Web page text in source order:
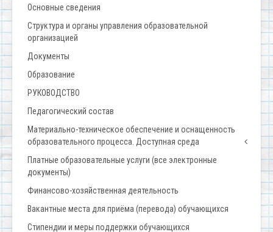
Основные сведения
Структура и органы управления образовательной
организацией
Документы
Образование
РУКОВОДСТВО
Педагогический состав
Материально-техническое обеспечение и оснащенность
образовательного процесса. Доступная среда
Платные образовательные услуги (все электронные
документы)
Финансово-хозяйственная деятельность
Вакантные места для приёма (перевода) обучающихся
Стипендии и меры поддержки обучающихся